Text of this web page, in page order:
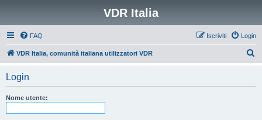
VDR Italia
FAQ Login
Iscriviti
VDR Italia, comunità italiana utilizzatori VDR
Login
Nome utente: